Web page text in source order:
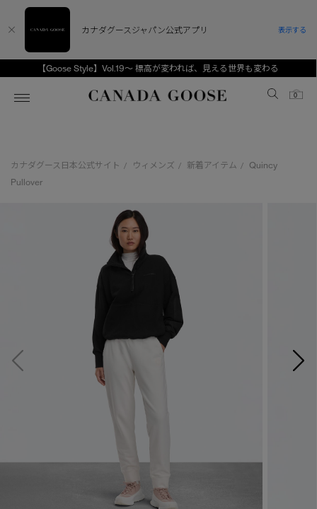
【Goose Style】Vol.19～ 標高が変われば、見える世界も変わる
Canada Goose
0
ディスカバー
アンバサダー
スプリングコレクション
新着アイテム
ベストセラー
FW26コレクション
サマー 26 コレクション
サマー 26 コレクションLOOK
日本限定モデル
アウターウェア
新着アイテム
ベストセラー
FW26コレクション
サマー 26 コレクション
サマー 26 コレクションLOOK
日本限定モデル
アウターウェア
ベビー（0‐24ヵ月)
キッズ（2‐7歳)
ユース（6＋歳)
コレクション
CANADA GOOSE Generationsは、アウター
ウェアの下取り・再販を通じて、長く愛される製
品の価値を受け継いでいきます。
アーカイブの希少なピースもご覧いただけます。
カナダグース日本公式サイト / ウィメンズ / 新着アイテム /
Quincy
Pullover
カナダグースジャパン公式アプリ 表示する